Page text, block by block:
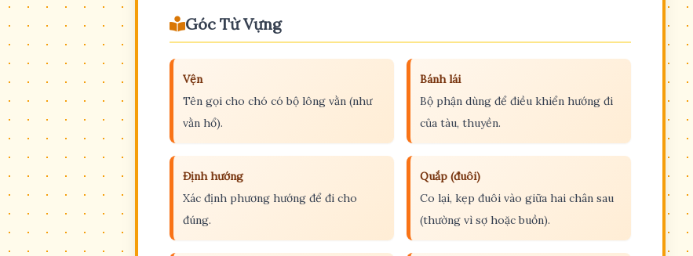
Góc Từ Vựng
Vện
Tên gọi cho chó có bộ lông vằn (như
vằn hổ).
Bánh lái
Bộ phận dùng để điều khiển hướng đi
của tàu, thuyền.
Định hướng
Xác định phương hướng để đi cho
đúng.
Quắp (đuôi)
Co lại, kẹp đuôi vào giữa hai chân sau
(thường vì sợ hoặc buồn).